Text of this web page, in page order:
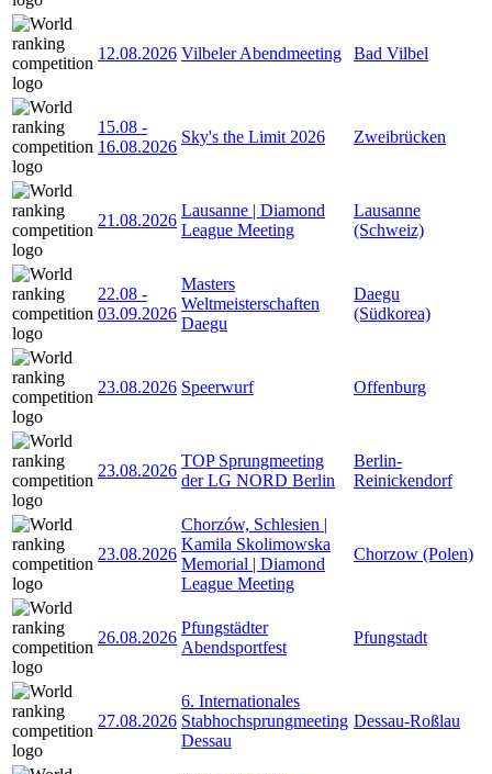
12.08.2026 Vilbeler Abendmeeting Bad Vilbel
15.08 -
16.08.2026
Sky's the Limit 2026 Zweibrücken
21.08.2026
Lausanne | Diamond
League Meeting
Lausanne
(Schweiz)
22.08 -
03.09.2026
Masters
Weltmeisterschaften
Daegu
Daegu
(Südkorea)
23.08.2026 Speerwurf Offenburg
23.08.2026
TOP Sprungmeeting
der LG NORD Berlin
Berlin-
Reinickendorf
23.08.2026
Chorzów, Schlesien |
Kamila Skolimowska
Memorial | Diamond
League Meeting
Chorzow (Polen)
26.08.2026
Pfungstädter
Abendsportfest
Pfungstadt
27.08.2026
6. Internationales
Stabhochsprungmeeting
Dessau
Dessau-Roßlau